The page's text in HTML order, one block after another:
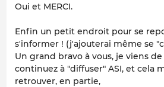
Oui et MERCI.
Enfin un petit endroit pour se
s'informer ! (j'ajouterai même se
Un grand bravo à vous, je viens
continuez à "diffuser" ASI, et cela
retrouver, en partie,